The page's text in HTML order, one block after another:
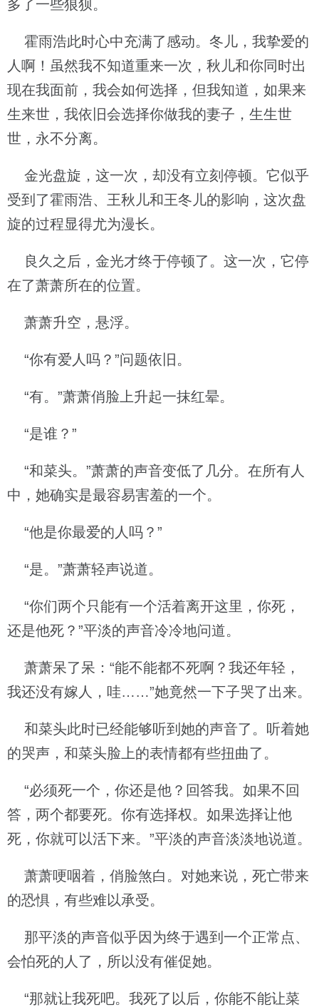
多了一些狼狈。
霍雨浩此时心中充满了感动。冬儿，我挚爱的
人啊！虽然我不知道重来一次，秋儿和你同时出
现在我面前，我会如何选择，但我知道，如果来
生来世，我依旧会选择你做我的妻子，生生世
世，永不分离。
金光盘旋，这一次，却没有立刻停顿。它似乎
受到了霍雨浩、王秋儿和王冬儿的影响，这次盘
旋的过程显得尤为漫长。
良久之后，金光才终于停顿了。这一次，它停
在了萧萧所在的位置。
萧萧升空，悬浮。
“你有爱人吗？”问题依旧。
“有。”萧萧俏脸上升起一抹红晕。
“是谁？”
“和菜头。”萧萧的声音变低了几分。在所有人
中，她确实是最容易害羞的一个。
“他是你最爱的人吗？”
“是。”萧萧轻声说道。
“你们两个只能有一个活着离开这里，你死，
还是他死？”平淡的声音冷冷地问道。
萧萧呆了呆：“能不能都不死啊？我还年轻，
我还没有嫁人，哇……”她竟然一下子哭了出来。
和菜头此时已经能够听到她的声音了。听着她
的哭声，和菜头脸上的表情都有些扭曲了。
“必须死一个，你还是他？回答我。如果不回
答，两个都要死。你有选择权。如果选择让他
死，你就可以活下来。”平淡的声音淡淡地说道。
萧萧哽咽着，俏脸煞白。对她来说，死亡带来
的恐惧，有些难以承受。
那平淡的声音似乎因为终于遇到一个正常点、
会怕死的人了，所以没有催促她。
“那就让我死吧。我死了以后，你能不能让菜